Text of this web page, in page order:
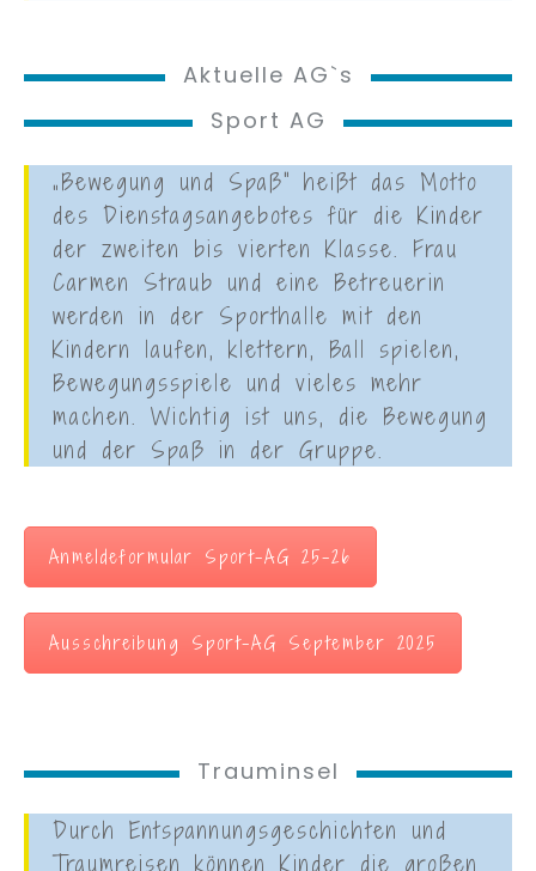
Aktuelle AG`s
Sport AG
„Bewegung und Spaß“ heißt das Motto
des Dienstagsangebotes für die Kinder
der zweiten bis vierten Klasse. Frau
Carmen Straub und eine Betreuerin
werden in der Sporthalle mit den
Kindern laufen, klettern, Ball spielen,
Bewegungsspiele und vieles mehr
machen. Wichtig ist uns, die Bewegung
und der Spaß in der Gruppe.
Anmeldeformular Sport-AG 25-26
Ausschreibung Sport-AG September 2025
Trauminsel
Durch Entspannungsgeschichten und
Traumreisen können Kinder die großen